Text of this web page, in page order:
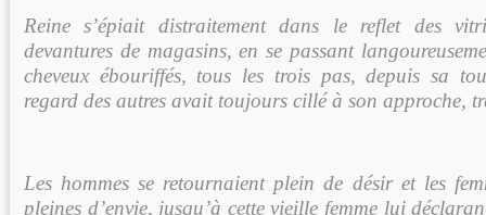
Reine s’épiait distraitement dans le reflet des
devantures de magasins, en se passant
cheveux ébouriffés, tous les trois pas, depuis sa
regard des autres avait toujours cillé à son approche,
Les hommes se retournaient plein de désir et les
pleines d’envie, jusqu’à cette vieille femme lui